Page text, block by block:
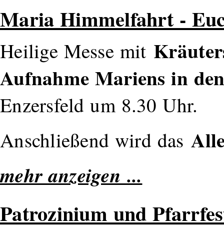
Maria Himmelfahrt -
Heilige Messe mit
Aufnahme Mariens in
Enzersfeld um 8.30 Uhr.
Anschließend wird das
mehr anzeigen ...
Patrozinium und